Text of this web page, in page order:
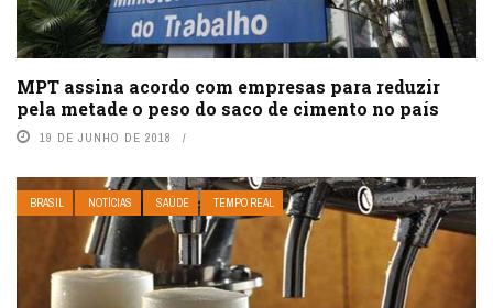
MPT assina acordo com empresas para reduzir
pela metade o peso do saco de cimento no país
19 DE JUNHO DE 2018
BRASIL NOTÍCIAS SAÚDE TEMPO REAL